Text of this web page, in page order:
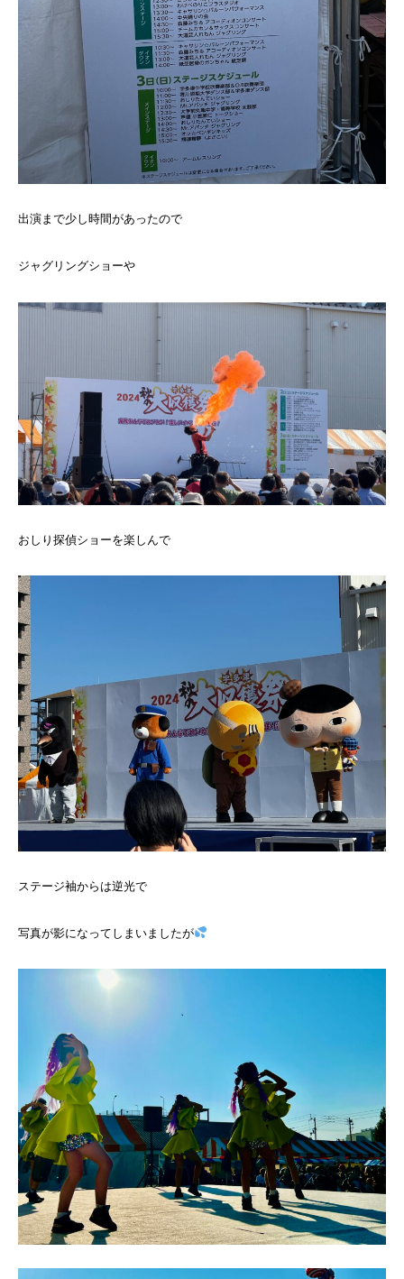
出演まで少し時間があったので
ジャグリングショーや
おしり探偵ショーを楽しんで
ステージ袖からは逆光で
写真が影になってしまいましたが